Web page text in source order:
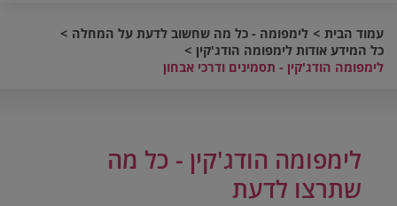
עמוד הבית
לימפומה - כל מה שחשוב לדעת על המחלה
כל המידע אודות לימפומה הודג'קין
לימפומה הודג'קין - תסמינים ודרכי אבחון
לימפומה הודג'קין - כל מה
שתרצו לדעת